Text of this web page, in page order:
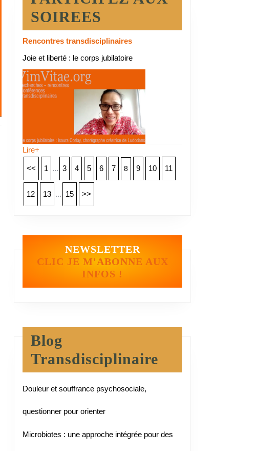
SOIREES
Rencontres transdisciplinaires
Joie et liberté : le corps jubilatoire
Lire+
<< 1 ... 3 4 5 6 7 8 9 10 11
12 13 ... 15 >>
NEWSLETTER
CLIC JE M'ABONNE AUX
INFOS !
Blog
Transdisciplinaire
Douleur et souffrance psychosociale,
questionner pour orienter
Microbiotes : une approche intégrée pour des